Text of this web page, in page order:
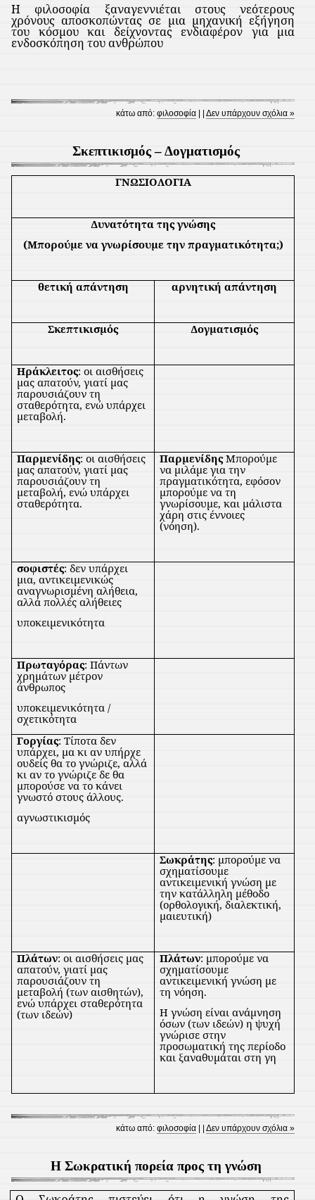
Η φιλοσοφία ξαναγεννιέται στους νεότερους
χρόνους αποσκοπώντας σε μια μηχανική εξήγηση
του κόσμου και δείχνοντας ενδιαφέρον για μια
ενδοσκόπηση του ανθρώπου
κάτω από:φιλοσοφία | |Δεν υπάρχουν σχόλια »
Σκεπτικισμός – Δογματισμός
ΓΝΩΣΙΟΛΟΓΙΑ
Δυνατότητα της γνώσης
(Μπορούμε να γνωρίσουμε την πραγματικότητα;)
θετική απάντηση αρνητική απάντηση
Σκεπτικισμός Δογματισμός
Ηράκλειτος: οι αισθήσεις
μας απατούν, γιατί μας
παρουσιάζουν τη
σταθερότητα, ενώ υπάρχει
μεταβολή.
Παρμενίδης: οι αισθήσεις
μας απατούν, γιατί μας
παρουσιάζουν τη
μεταβολή, ενώ υπάρχει
σταθερότητα.
ΠαρμενίδηςΜπορούμε
να μιλάμε για την
πραγματικότητα, εφόσον
μπορούμε να τη
γνωρίσουμε, και μάλιστα
χάρη στις έννοιες
(νόηση).
σοφιστές: δεν υπάρχει
μια, αντικειμενικώς
αναγνωρισμένη αλήθεια,
αλλά πολλές αλήθειες
υποκειμενικότητα
Πρωταγόρας: Πάντων
χρημάτων μέτρον
άνθρωπος
υποκειμενικότητα /
σχετικότητα
Γοργίας: Τίποτα δεν
υπάρχει, μα κι αν υπήρχε
ουδείς θα το γνώριζε, αλλά
κι αν το γνώριζε δε θα
μπορούσε να το κάνει
γνωστό στους άλλους.
αγνωστικισμός
Σωκράτης: μπορούμε να
σχηματίσουμε
αντικειμενική γνώση με
την κατάλληλη μέθοδο
(ορθολογική, διαλεκτική,
μαιευτική)
Πλάτων: οι αισθήσεις μας
απατούν, γιατί μας
παρουσιάζουν τη
μεταβολή (των αισθητών),
ενώ υπάρχει σταθερότητα
(των ιδεών)
Πλάτων: μπορούμε να
σχηματίσουμε
αντικειμενική γνώση με
τη νόηση.
Η γνώση είναι ανάμνηση
όσων (των ιδεών) η ψυχή
γνώρισε στην
προσωματική της περίοδο
και ξαναθυμάται στη γη
κάτω από:φιλοσοφία | |Δεν υπάρχουν σχόλια »
Η Σωκρατική πορεία προς τη γνώση